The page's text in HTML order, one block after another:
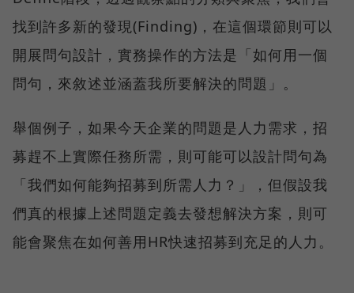
找到許多新的發現(Finding)，在這個環節則可以
開展問句設計，實務操作的方法是「如何用一個
問句，來敘述並涵蓋我所要解決的問題」。
舉個例子，如果今天企業的問題是人力需求，招
募趕不上實際任務所需，則可能可以設計問句為
「我們如何能夠招募到所需人力？」，但假設我
們真的根據上述問題定義去發想解決方案，則可
能會聚焦在如何善用HR快速招募到充足的人力。